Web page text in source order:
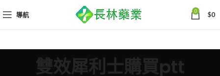
導航 0 $0
雙效犀利士購買ptt